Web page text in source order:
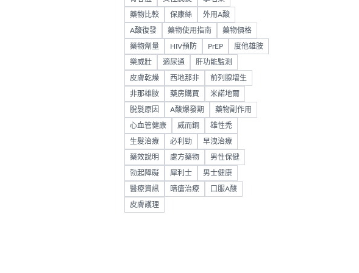
藥物比較 保康絲 外用A酸
A酸復發 藥物使用指南 藥物價格
藥物劑量 HIV預防 PrEP 度他雄胺
樂威壯 適尿通 肝功能監測
皮膚乾燥 西地那非 前列腺增生
非那雄胺 藥房購買 米諾地爾
脫髮原因 A酸爆發期 藥物副作用
心血管健康 威而鋼 雄性禿
生髮治療 必利勁 早洩治療
藥效說明 處方藥物 男性保健
勃起障礙 犀利士 男士健康
醫療資訊 暗瘡治療 口服A酸
皮膚護理